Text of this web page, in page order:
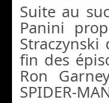
Suite au
Panini
fin des
Ron
SPIDER-